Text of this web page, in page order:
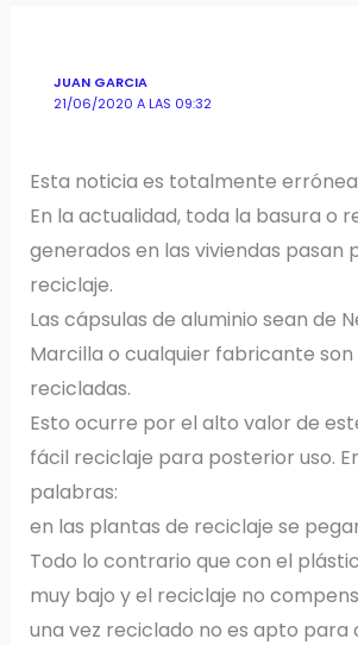
JUAN GARCIA
21/06/2020 A LAS 09:32
Esta noticia es totalmente
En la actualidad, toda la basura o
generados en las viviendas pasan
reciclaje.
Las cápsulas de aluminio sean de
Marcilla o cualquier fabricante son
recicladas.
Esto ocurre por el alto valor de
fácil reciclaje para posterior uso.
palabras:
en las plantas de reciclaje se
Todo lo contrario que con el
muy bajo y el reciclaje no
una vez reciclado no es apto para